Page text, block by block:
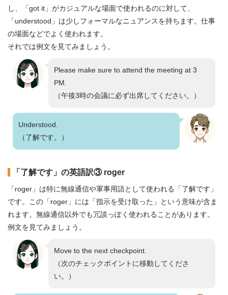
し、「got it」がカジュアルな場面で使われるのに対して、
「understood」は少しフォーマルなニュアンスを持ちます。仕事
の場面などでよく使われます。
それでは例文を見てみましょう。
Please make sure to attend the meeting at 3
PM.
（午後3時の会議に必ず出席してください。）
Understood.
（了解です。）
「了解です」の英語訳③ roger
「roger」は特に無線通信や軍事用語として使われる「了解です」
です。この「roger」には「指示を受け取った」という意味が含ま
れます。無線通信以外でも冗談っぽく使われることがあります。
例文を見てみましょう。
Move to the next checkpoint.
（次のチェックポイントに移動してくださ
い。）